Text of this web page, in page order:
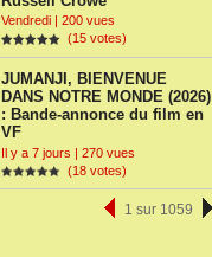
Vendredi | 200 vues
(15 votes)
JUMANJI, BIENVENUE
DANS NOTRE MONDE (2026)
: Bande-annonce du film en
VF
Il y a 7 jours | 270 vues
(18 votes)
1 sur 1059